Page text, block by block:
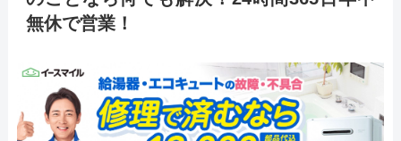
無休で営業！